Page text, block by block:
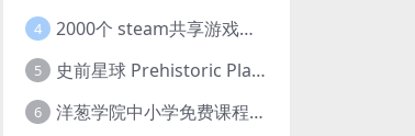
4 2000个 steam共享游戏账号 离线steam账号分享
5 史前星球 Prehistoric Planet (2022) 中字 1080p 高清 阿里云盘 2022.5.27已更新全集
6 洋葱学院中小学免费课程集合 云盘下载